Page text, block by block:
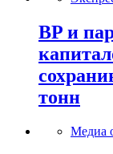
BP и
тонн
Медиа